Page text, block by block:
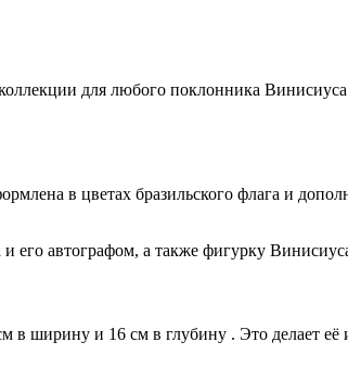
для любого поклонника
в цветах бразильского флага и
его автографом, а также фигурку
в ширину и 16 см в глубину . Это делает